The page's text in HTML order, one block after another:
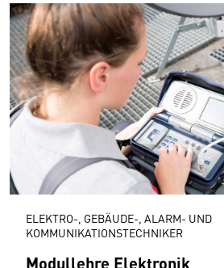
ELEKTRO-, GEBÄUDE-, ALARM- UND
KOMMUNIKATIONSTECHNIKER
Modullehre Elektronik